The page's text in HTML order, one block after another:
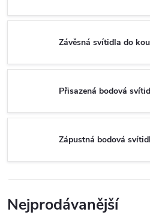
Závěsná svítidla do
Přisazená bodová
Zápustná bodová
Nejprodávanější